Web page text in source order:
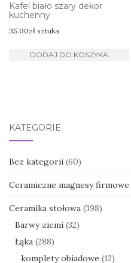
Kafel biało szary dekor
kuchenny
35.00zł sztuka
DODAJ DO KOSZYKA
KATEGORIE
Bez kategorii (60)
Ceramiczne magnesy firmowe
Ceramika stołowa (398)
Barwy ziemi (32)
Łąka (288)
komplety obiadowe (12)